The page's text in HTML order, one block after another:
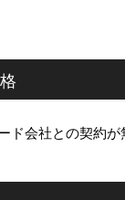
ド会社との契約が